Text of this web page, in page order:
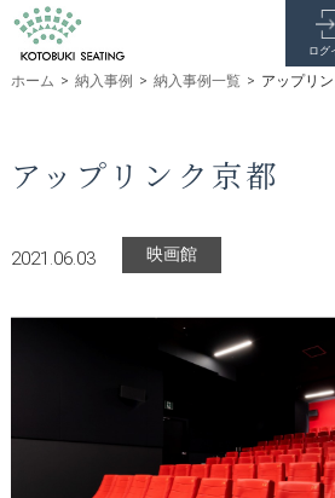
ログ
ホーム > 納入事例 > 納入事例一覧 > アップリ
アップリンク京都
2021.06.03 映画館